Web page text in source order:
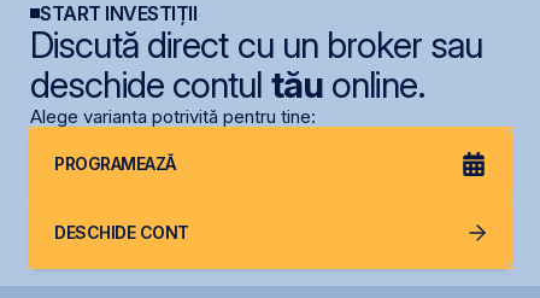
START INVESTIȚII
Discută direct cu un broker sau
deschide contul tăuonline.
Alege varianta potrivită pentru tine:
PROGRAMEAZĂ
DESCHIDE CONT